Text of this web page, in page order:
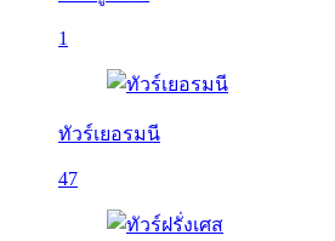
1
ทัวร์เยอรมนี
47